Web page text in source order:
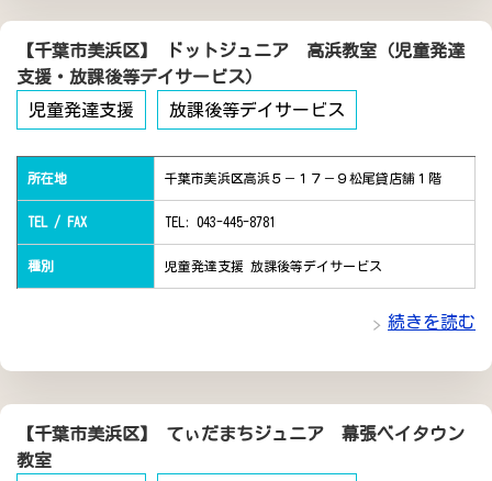
【千葉市美浜区】 ドットジュニア 高浜教室（児童発達
支援・放課後等デイサービス）
児童発達支援
放課後等デイサービス
所在地 千葉市美浜区高浜５－１７－９松尾貸店舗１階
TEL / FAX TEL: 043-445-8781
種別 児童発達支援 放課後等デイサービス
続きを読む
【千葉市美浜区】 てぃだまちジュニア 幕張ベイタウン
教室